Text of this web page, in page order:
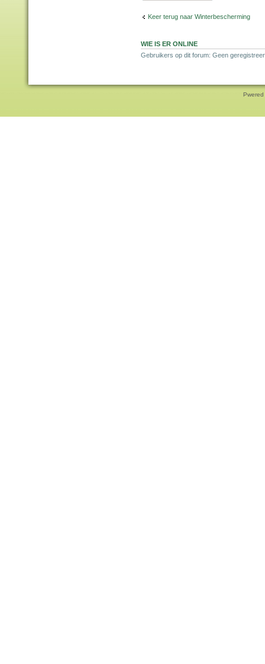
Keer terug naar Winterbescherming
WIE IS ER ONLINE
Gebruikers op dit forum: Geen